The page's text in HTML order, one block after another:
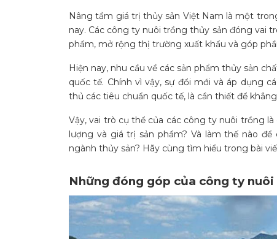
Nâng tầm giá trị thủy sản Việt Nam là một
nay. Các công ty nuôi trồng thủy sản đóng vai
phẩm, mở rộng thị trường xuất khẩu và góp
Hiện nay, nhu cầu về các sản phẩm thủy sản
quốc tế. Chính vì vậy, sự đổi mới và áp dụng
thủ các tiêu chuẩn quốc tế, là cần thiết để
Vậy, vai trò cụ thể của các công ty nuôi trồng
lượng và giá trị sản phẩm? Và làm thế nào
ngành thủy sản? Hãy cùng tìm hiểu trong bài
Những đóng góp của công ty